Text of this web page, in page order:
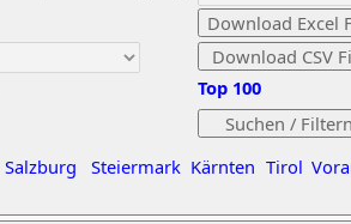
Salzburg Steiermark Kärnten Tirol
Top 100